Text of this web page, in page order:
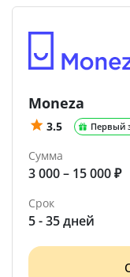
Moneza
3.5 Первый
Сумма
3 000 – 15 000 ₽
Срок
5 - 35 дней